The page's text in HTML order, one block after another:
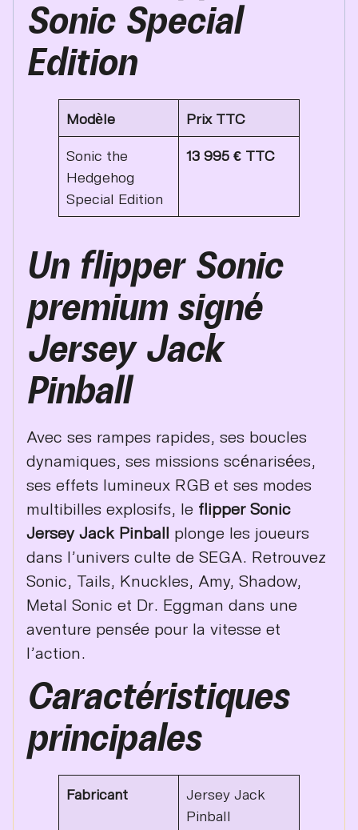
Sonic Special
Edition
Modèle Prix TTC
Sonic the
Hedgehog
Special Edition
13 995 € TTC
Un flipper Sonic
premium signé
Jersey Jack
Pinball
Avec ses rampes rapides, ses boucles
dynamiques, ses missions scénarisées,
ses effets lumineux RGB et ses modes
multibilles explosifs, le flipper Sonic
Jersey Jack Pinball plonge les joueurs
dans l’univers culte de SEGA. Retrouvez
Sonic, Tails, Knuckles, Amy, Shadow,
Metal Sonic et Dr. Eggman dans une
aventure pensée pour la vitesse et
l’action.
Caractéristiques
principales
Fabricant
Jersey Jack
Pinball